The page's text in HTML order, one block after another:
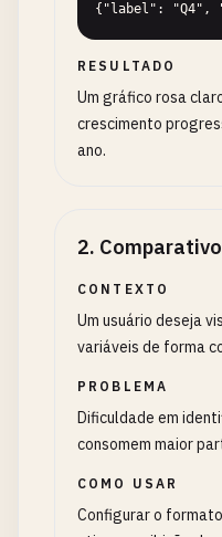
{"label": "Q4",
RESULTADO
Um gráfico rosa
crescimento
ano.
2.
CONTEXTO
Um usuário deseja
variáveis de forma
PROBLEMA
Dificuldade em
consomem maior
COMO USAR
Configurar o